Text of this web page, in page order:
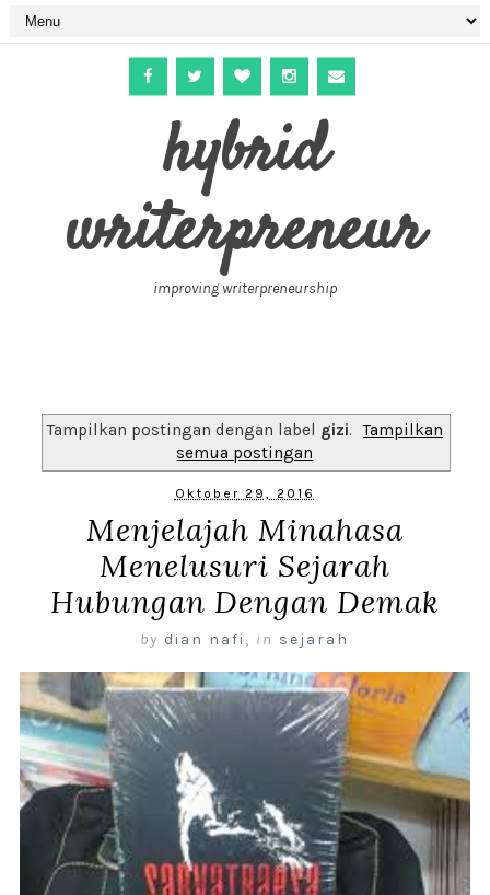
hybrid
writerpreneur
improving writerpreneurship
Tampilkan postingan dengan label gizi.
Tampilkan
semua postingan
Oktober 29, 2016
Menjelajah Minahasa
Menelusuri Sejarah
Hubungan Dengan Demak
by dian nafi , in sejarah